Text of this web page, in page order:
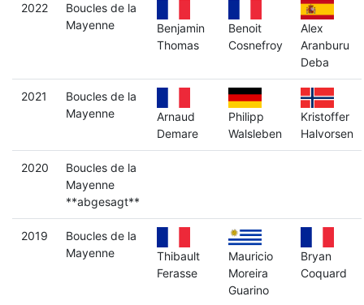
2022
Boucles de la
Mayenne
Benjamin
Thomas
Benoit
Cosnefroy
Alex
Aranburu
Deba
2021
Boucles de la
Mayenne
Arnaud
Demare
Philipp
Walsleben
Kristoffer
Halvorsen
2020
Boucles de la
Mayenne
**abgesagt**
2019
Boucles de la
Mayenne
Thibault
Ferasse
Mauricio
Moreira
Guarino
Bryan
Coquard